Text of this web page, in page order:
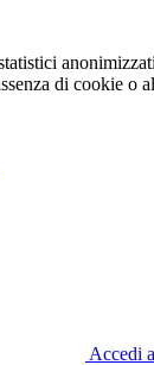
di cookie o
Accedi